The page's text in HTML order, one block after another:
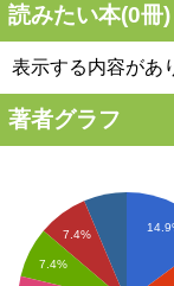
読みたい本(0冊)
表示する内容があ
著者グラフ
7.4%
7.4%